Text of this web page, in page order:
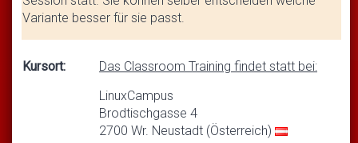
Variante besser für sie passt.
Kursort:
Das Classroom Training findet statt bei:
LinuxCampus
Brodtischgasse 4
2700 Wr. Neustadt (Österreich)